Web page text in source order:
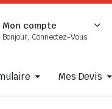
Mon compte
Bonjour, Connectez-Vous
Mes Devis